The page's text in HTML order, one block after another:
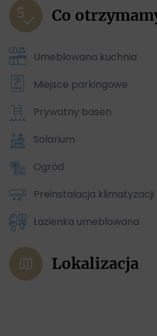
Co
Umeblowana kuchnia
Miejsce parkingowe
Prywatny basen
Solarium
Ogród
Preinstalacja klimatyzacji
Łazienka umeblowana
Lokalizacja